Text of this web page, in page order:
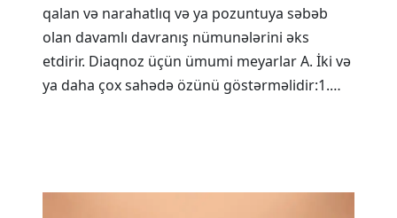
qalan və narahatlıq və ya pozuntuya səbəb
olan davamlı davranış nümunələrini əks
etdirir. Diaqnoz üçün ümumi meyarlar A. İki və
ya daha çox sahədə özünü göstərməlidir:1.…